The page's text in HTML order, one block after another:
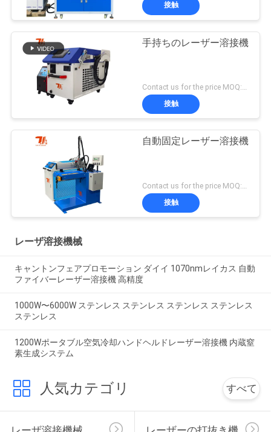
接触
手持ちのレーザー溶接機
Contact us for the price MOQ:1セット
接触
自動固定レーザー溶接機
Contact us for the price MOQ:1セット
接触
レーザ溶接機械
キャントンフェアプロモーション ダイイ 1070nmレイカス 自動
ファイバーレーザー溶接機 高精度
1000W〜6000W ステンレス ステンレス ステンレス ステンレス
ステンレス
1200Wポータブル空気冷却ハンドヘルドレーザー溶接機 内蔵窒
素生成システム
人気カテゴリ すべて